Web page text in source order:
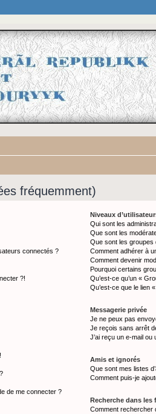
fréquemment)
connectés ?
?!
de me connecter ?
Niveaux
Qui sont les
Que sont les
Que sont les groupes
Comment adhérer à
Comment devenir
Pourquoi certains
Qu’est-ce qu’un «
Qu’est-ce que le lien
Messagerie privée
Je ne peux pas
Je reçois sans arrêt
J’ai reçu un e-mail ou
Amis et ignorés
Que sont mes listes
Comment puis-je
Recherche dans les
Comment rechercher